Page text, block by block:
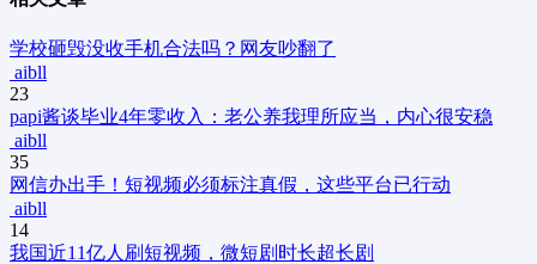
学校砸毁没收手机合法吗？网友吵翻了
aibll
23
papi酱谈毕业4年零收入：老公养我理所应当，内心很安稳
aibll
35
网信办出手！短视频必须标注真假，这些平台已行动
aibll
14
我国近11亿人刷短视频，微短剧时长超长剧